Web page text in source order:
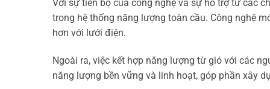
Với sự tiến bộ của công nghệ và sự hỗ trợ từ các
trong hệ thống năng lượng toàn cầu. Công nghệ
hơn với lưới điện.
Ngoài ra, việc kết hợp năng lượng từ gió với các
năng lượng bền vững và linh hoạt, góp phần xây